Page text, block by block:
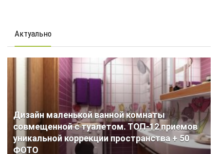
Актуально
Дизайн маленькой ванной комнаты
совмещенной с туалетом. ТОП-12 приемов
уникальной коррекции пространства + 50
ФОТО